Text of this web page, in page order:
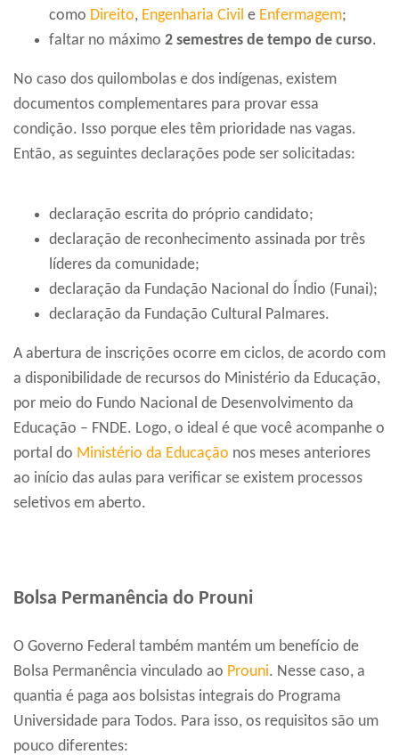
como Direito, Engenharia Civil e Enfermagem;
faltar no máximo 2 semestres de tempo de curso.
No caso dos quilombolas e dos indígenas, existem
documentos complementares para provar essa
condição. Isso porque eles têm prioridade nas vagas.
Então, as seguintes declarações pode ser solicitadas:
declaração escrita do próprio candidato;
declaração de reconhecimento assinada por três
líderes da comunidade;
declaração da Fundação Nacional do Índio (Funai);
declaração da Fundação Cultural Palmares.
A abertura de inscrições ocorre em ciclos, de acordo com
a disponibilidade de recursos do Ministério da Educação,
por meio do Fundo Nacional de Desenvolvimento da
Educação – FNDE. Logo, o ideal é que você acompanhe o
portal do Ministério da Educação nos meses anteriores
ao início das aulas para verificar se existem processos
seletivos em aberto.
Bolsa Permanência do Prouni
O Governo Federal também mantém um benefício de
Bolsa Permanência vinculado ao Prouni. Nesse caso, a
quantia é paga aos bolsistas integrais do Programa
Universidade para Todos. Para isso, os requisitos são um
pouco diferentes: